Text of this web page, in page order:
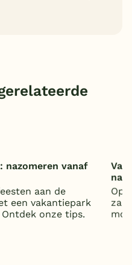
nazomeren vanaf
aan de
een vakantiepark
onze tips.
Op